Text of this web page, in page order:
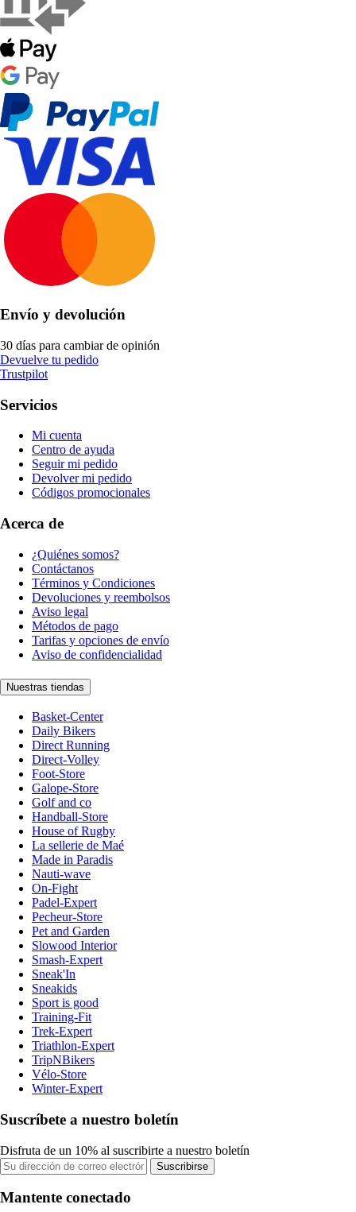
Envío y devolución
30 días para cambiar de opinión
Devuelve tu pedido
Trustpilot
Servicios
Mi cuenta
Centro de ayuda
Seguir mi pedido
Devolver mi pedido
Códigos promocionales
Acerca de
¿Quiénes somos?
Contáctanos
Términos y Condiciones
Devoluciones y reembolsos
Aviso legal
Métodos de pago
Tarifas y opciones de envío
Aviso de confidencialidad
Nuestras tiendas
Basket-Center
Daily Bikers
Direct Running
Direct-Volley
Foot-Store
Galope-Store
Golf and co
Handball-Store
House of Rugby
La sellerie de Maé
Made in Paradis
Nauti-wave
On-Fight
Padel-Expert
Pecheur-Store
Pet and Garden
Slowood Interior
Smash-Expert
Sneak'In
Sneakids
Sport is good
Training-Fit
Trek-Expert
Triathlon-Expert
TripNBikers
Vélo-Store
Winter-Expert
Suscríbete a nuestro boletín
Disfruta de un 10% al suscribirte a nuestro boletín
Suscribirse
Mantente conectado